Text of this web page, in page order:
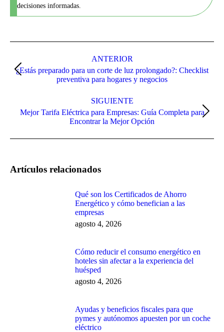
decisiones informadas.
entre
publicaciones
ANTERIOR
Publicación
anterior:
¿Estás preparado para un corte de luz prolongado?: Checklist
preventiva para hogares y negocios
SIGUIENTE
Publicación
siguiente:
Mejor Tarifa Eléctrica para Empresas: Guía Completa para
Encontrar la Mejor Opción
Artículos relacionados
Qué son los Certificados de Ahorro
Energético y cómo benefician a las
empresas
agosto 4, 2026
Cómo reducir el consumo energético en
hoteles sin afectar a la experiencia del
huésped
agosto 4, 2026
Ayudas y beneficios fiscales para que
pymes y autónomos apuesten por un coche
eléctrico